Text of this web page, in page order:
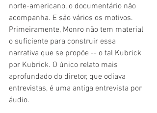
norte-americano, o documentário não
acompanha. E são vários os motivos.
Primeiramente, Monro não tem material
o suficiente para construir essa
narrativa que se propõe -- o tal Kubrick
por Kubrick. O único relato mais
aprofundado do diretor, que odiava
entrevistas, é uma antiga entrevista por
áudio.